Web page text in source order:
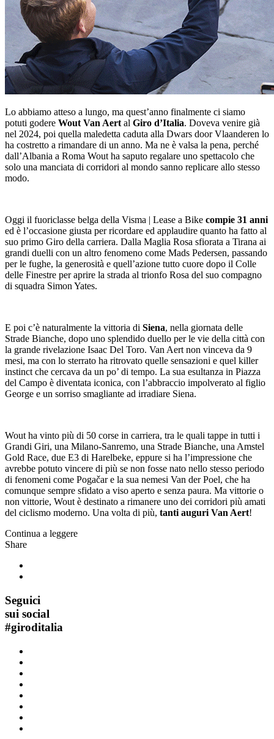
Lo abbiamo atteso a lungo, ma quest’anno finalmente ci siamo
potuti godere Wout Van Aertal Giro d’Italia. Doveva venire già
nel 2024, poi quella maledetta caduta alla Dwars door Vlaanderen lo
ha costretto a rimandare di un anno. Ma ne è valsa la pena, perché
dall’Albania a Roma Wout ha saputo regalare uno spettacolo che
solo una manciata di corridori al mondo sanno replicare allo stesso
modo.
Oggi il fuoriclasse belga della Visma | Lease a Bike compie 31 anni
ed è l’occasione giusta per ricordare ed applaudire quanto ha fatto al
suo primo Giro della carriera. Dalla Maglia Rosa sfiorata a Tirana ai
grandi duelli con un altro fenomeno come Mads Pedersen, passando
per le fughe, la generosità e quell’azione tutto cuore dopo il Colle
delle Finestre per aprire la strada al trionfo Rosa del suo compagno
di squadra Simon Yates.
E poi c’è naturalmente la vittoria di Siena, nella giornata delle
Strade Bianche, dopo uno splendido duello per le vie della città con
la grande rivelazione Isaac Del Toro. Van Aert non vinceva da 9
mesi, ma con lo sterrato ha ritrovato quelle sensazioni e quel killer
instinct che cercava da un po’ di tempo. La sua esultanza in Piazza
del Campo è diventata iconica, con l’abbraccio impolverato al figlio
George e un sorriso smagliante ad irradiare Siena.
Wout ha vinto più di 50 corse in carriera, tra le quali tappe in tutti i
Grandi Giri, una Milano-Sanremo, una Strade Bianche, una Amstel
Gold Race, due E3 di Harelbeke, eppure si ha l’impressione che
avrebbe potuto vincere di più se non fosse nato nello stesso periodo
di fenomeni come Pogačar e la sua nemesi Van der Poel, che ha
comunque sempre sfidato a viso aperto e senza paura. Ma vittorie o
non vittorie, Wout è destinato a rimanere uno dei corridori più amati
del ciclismo moderno. Una volta di più, tanti auguri Van Aert!
Continua a leggere
Share
Seguici
sui social
#giroditalia